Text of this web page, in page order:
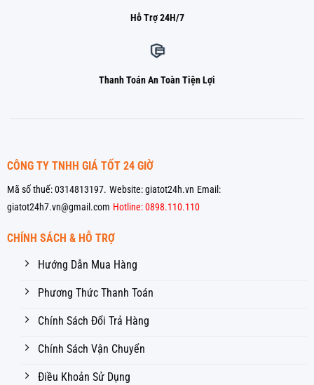
Hỗ Trợ 24H/7
Thanh Toán An Toàn Tiện Lợi
CÔNG TY TNHH GIÁ TỐT 24 GIỜ
Mã số thuế: 0314813197. Website: giatot24h.vn Email:
giatot24h7.vn@gmail.com Hotline: 0898.110.110
CHÍNH SÁCH & HỖ TRỢ
Hướng Dẫn Mua Hàng
Phương Thức Thanh Toán
Chính Sách Đổi Trả Hàng
Chính Sách Vận Chuyển
Điều Khoản Sử Dụng